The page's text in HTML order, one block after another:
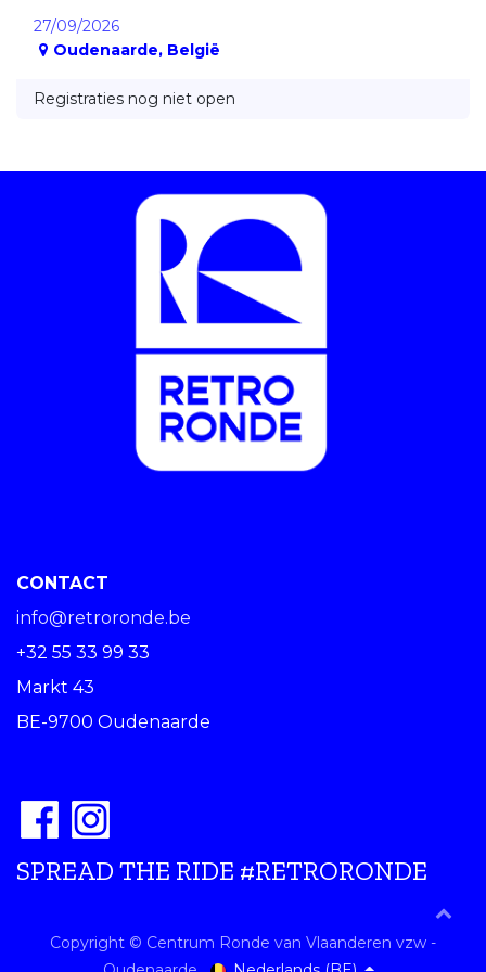
27/09/2026
Oudenaarde, België
Registraties nog niet open
CONTACT
info@retroronde.be
+32 55 33 99 33
Markt 43
BE-9700 Oudenaarde
SPREAD THE RIDE #RETRORONDE
Copyright © Centrum Ronde van Vlaanderen vzw -